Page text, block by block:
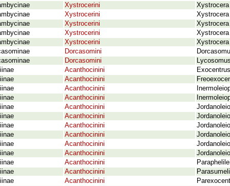
Xystrocerini
Xystrocerini
Xystrocerini
Xystrocerini
Xystrocerini
Dorcasomini
Dorcasomini
Acanthocinini
Acanthocinini
Acanthocinini
Acanthocinini
Acanthocinini
Acanthocinini
Acanthocinini
Acanthocinini
Acanthocinini
Acanthocinini
Acanthocinini
Acanthocinini
Acanthocinini